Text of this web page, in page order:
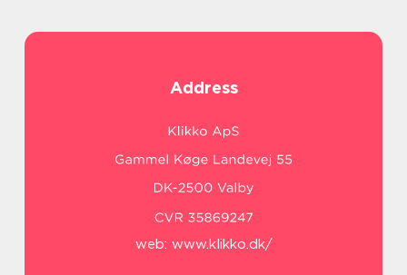
Address
web: www.klikko.dk/